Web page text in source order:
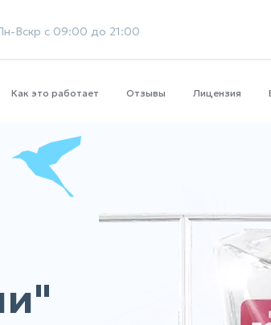
Вскр с 09:00 до 21:00
Как это работает Отзывы Лицензия